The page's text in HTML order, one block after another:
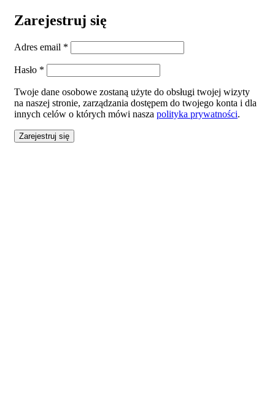
Zarejestruj się
Adres email *
Hasło *
Twoje dane osobowe zostaną użyte do obsługi twojej wizyty
na naszej stronie, zarządzania dostępem do twojego konta i dla
innych celów o których mówi nasza polityka prywatności.
Zarejestruj się